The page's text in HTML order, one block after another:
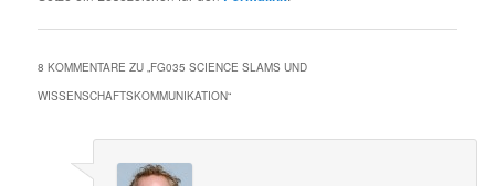
8 KOMMENTARE ZU „FG035 SCIENCE SLAMS UND
WISSENSCHAFTSKOMMUNIKATION“